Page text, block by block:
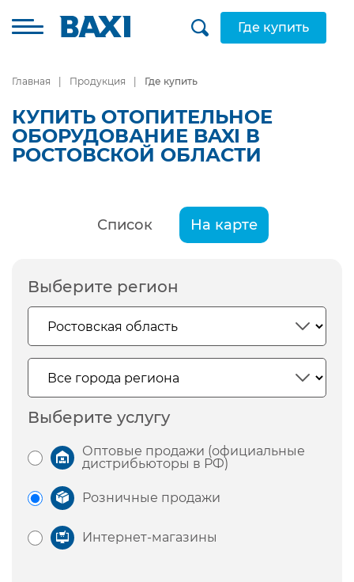
Где купить
Главная Продукция Где купить
КУПИТЬ ОТОПИТЕЛЬНОЕ
ОБОРУДОВАНИЕ BAXI В
РОСТОВСКОЙ ОБЛАСТИ
Список На карте
Выберите регион
Выберите услугу
Оптовые продажи (официальные
дистрибьюторы в РФ)
Розничные продажи
Интернет-магазины